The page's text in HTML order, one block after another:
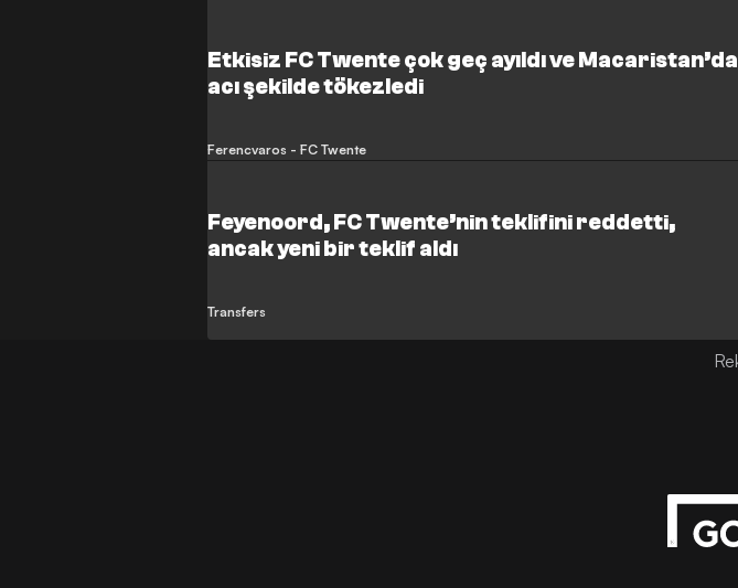
Etkisiz FC Twente çok geç ayıldı ve Macaristan’da
acı şekilde tökezledi
Ferencvaros - FC Twente
Feyenoord, FC Twente’nin teklifini reddetti,
ancak yeni bir teklif aldı
Transfers